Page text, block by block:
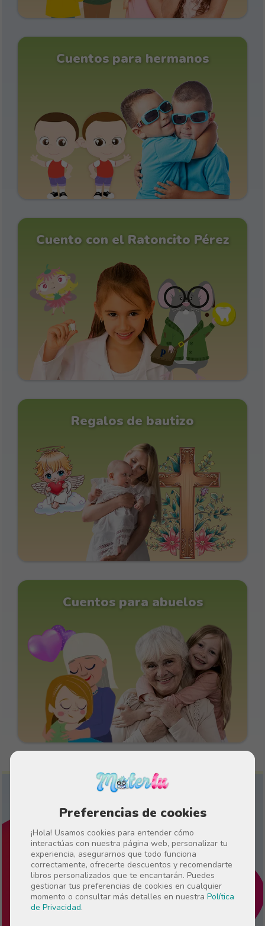
Preferencias de cookies
¡Hola! Usamos cookies para entender cómo
interactúas con nuestra página web, personalizar tu
experiencia, asegurarnos que todo funciona
correctamente, ofrecerte descuentos y recomendarte
libros personalizados que te encantarán. Puedes
gestionar tus preferencias de cookies en cualquier
momento o consultar más detalles en nuestra Política
de Privacidad.
Cuentos para hermanos
Cuento con el Ratoncito Pérez
Regalos de bautizo
Cuentos para abuelos
¿Para quién quieres crear un
libro personalizado?
Cuentos de 0 a 3 años